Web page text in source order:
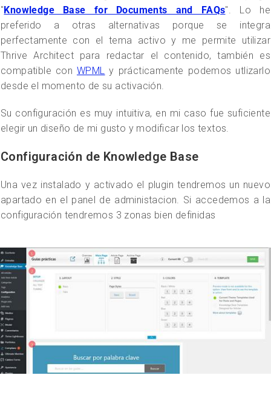
"Knowledge Base for Documents and FAQs". Lo he
preferido a otras alternativas porque se integra
perfectamente con el tema activo y me permite utilizar
Thrive Architect para redactar el contenido, también es
compatible con WPML y prácticamente podemos utlizarlo
desde el momento de su activación.
Su configuración es muy intuitiva, en mi caso fue suficiente
elegir un diseño de mi gusto y modificar los textos.
Configuración de Knowledge Base
Una vez instalado y activado el plugin tendremos un nuevo
apartado en el panel de administacion. Si accedemos a la
configuración tendremos 3 zonas bien definidas